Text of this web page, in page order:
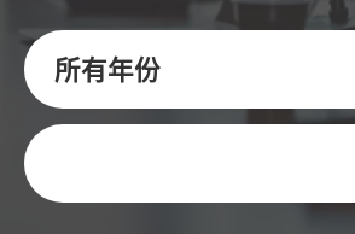
所有年份
關鍵字